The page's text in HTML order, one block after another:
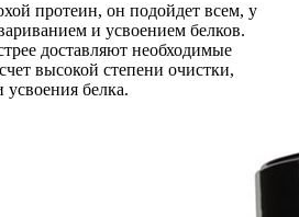
протеин, он подойдет всем, у
и усвоением белков.
доставляют необходимые
высокой степени очистки,
усвоения белка.